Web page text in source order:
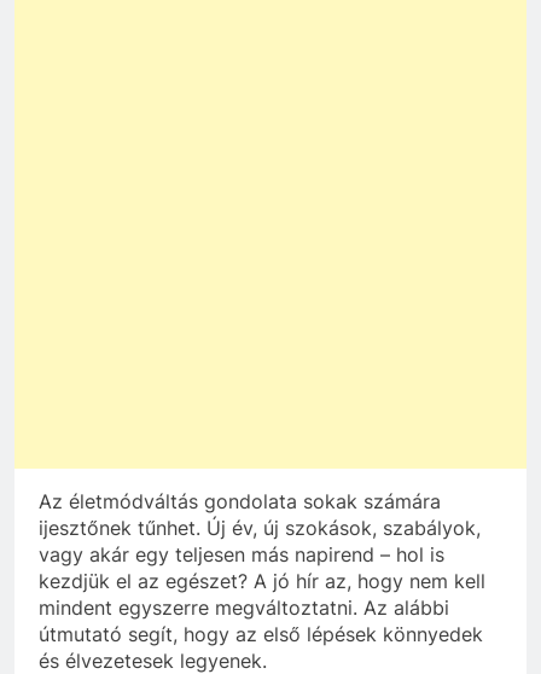
Az életmódváltás gondolata sokak számára
ijesztőnek tűnhet. Új év, új szokások, szabályok,
vagy akár egy teljesen más napirend – hol is
kezdjük el az egészet? A jó hír az, hogy nem kell
mindent egyszerre megváltoztatni. Az alábbi
útmutató segít, hogy az első lépések könnyedek
és élvezetesek legyenek.